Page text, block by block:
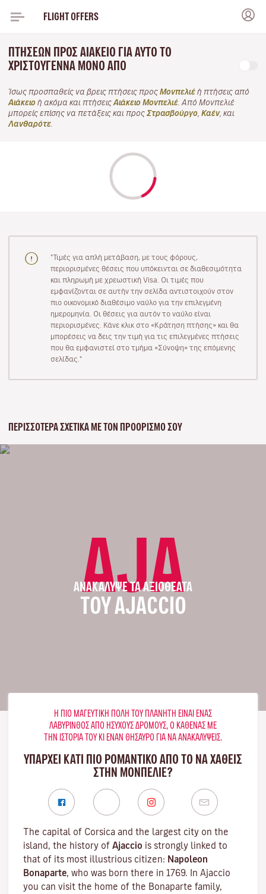
FLIGHT OFFERS
ΠΤΉΣΕΩΝ ΠΡΟΣ ΑΙΆΚΕΙΟ ΓΙΑ ΑΥΤΌ ΤΟ
ΧΡΙΣΤΟΎΓΕΝΝΑ ΜΌΝΟ ΑΠΌ
Ίσως προσπαθείς να βρεις πτήσεις προς Μονπελιέ ή πτήσεις από
Αιάκειο ή ακόμα και πτήσεις Αιάκειο Μονπελιέ . Από Μονπελιέ
μπορείς επίσης να πετάξεις και προς Στρασβούργο Καέν, και
Λανθαρότε
"Τιμές για απλή μετάβαση, με τους φόρους,
περιορισμένες θέσεις που υπόκεινται σε διαθεσιμότητα
και πληρωμή με χρεωστική Visa. Οι τιμές που
εμφανίζονται σε αυτήν την σελίδα αντιστοιχούν στον
πιο οικονομικό διαθέσιμο ναύλο για την επιλεγμένη
ημερομηνία. Οι θέσεις για αυτόν το ναύλο είναι
περιορισμένες. Κάνε κλικ στο «Κράτηση πτήσης» και θα
μπορέσεις να δεις την τιμή για τις επιλεγμένες πτήσεις
που θα εμφανιστεί στο τμήμα «Σύνοψη» της επόμενης
σελίδας."
ΠΕΡΙΣΣΌΤΕΡΑ ΣΧΕΤΙΚΆ ΜΕ ΤΟΝ ΠΡΟΟΡΙΣΜΌ ΣΟΥ
AJA
ΑΝΑΚΆΛΥΨΕ ΤΑ ΑΞΙΟΘΈΑΤΑ
ΤΟΥ AJACCIO
Η ΠΙΟ ΜΑΓΕΥΤΙΚΉ ΠΌΛΗ ΤΟΥ ΠΛΑΝΉΤΗ ΕΊΝΑΙ ΈΝΑΣ
ΛΑΒΎΡΙΝΘΟΣ ΑΠΌ ΉΣΥΧΟΥΣ ΔΡΌΜΟΥΣ, Ο ΚΑΘΈΝΑΣ ΜΕ
ΤΗΝ ΙΣΤΟΡΊΑ ΤΟΥ ΚΙ ΈΝΑΝ ΘΗΣΑΥΡΌ ΓΙΑ ΝΑ ΑΝΑΚΑΛΎΨΕΙΣ.
ΥΠΑΡΧΕΙ ΚΑΤΙ ΠΙΟ ΡΟΜΑΝΤΙΚΟ ΑΠΟ ΤΟ ΝΑ ΧΑΘΕΙΣ
ΣΤΗΝ ΜΟΝΠΕΛΙΈ?
The capital of Corsica and the largest city on the
island, the history of Ajaccio is strongly linked to
that of its most illustrious citizen: Napoleon
Bonaparte, who was born there in 1769. In Ajaccio
you can visit the home of the Bonaparte family,